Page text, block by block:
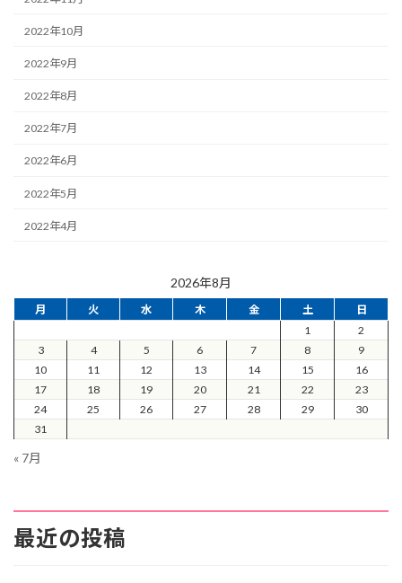
2022年10月
2022年9月
2022年8月
2022年7月
2022年6月
2022年5月
2022年4月
2026年8月
月 火 水 木 金 土
日
1
2
3
4 5 6 7 8
9
10
11 12 13 14 15
16
17
18 19 20 21 22
23
24
25 26 27 28 29
30
31
« 7月
最近の投稿